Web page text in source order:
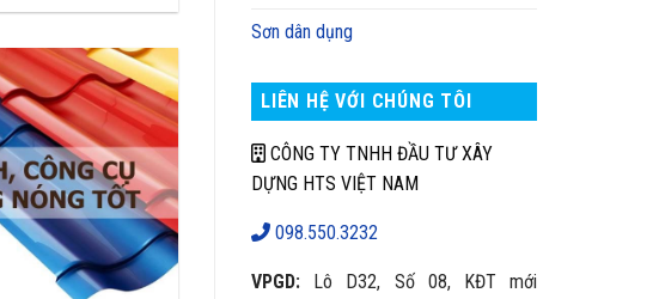
Sơn dân dụng
LIÊN HỆ VỚI CHÚNG TÔI
CÔNG TY TNHH ĐẦU TƯ XÂY
DỰNG HTS VIỆT NAM
098.550.3232
VPGD: Lô D32, Số 08, KĐT mới